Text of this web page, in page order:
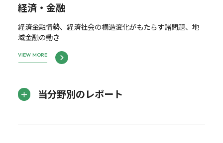
経済・金融
経済金融情勢、経済社会の構造変化がもたらす諸問題、地
域金融の動き
VIEW MORE
当分野別のレポート